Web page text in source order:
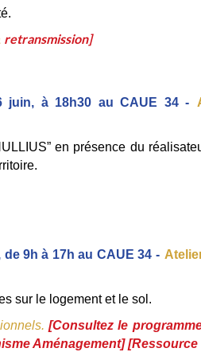
retransmission]
juin, à 18h30 au CAUE 34 -
en présence du
de 9h à 17h au CAUE 34 -
sur le logement et le sol.
[Consultez le
Aménagement] [Ressource